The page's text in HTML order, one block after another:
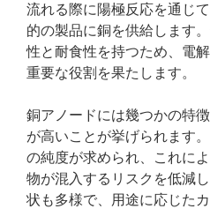
流れる際に陽極反応を通じ
的の製品に銅を供給します
性と耐食性を持つため、電
重要な役割を果たします。
銅アノードには幾つかの特
が高いことが挙げられます
の純度が求められ、これに
物が混入するリスクを低減
状も多様で、用途に応じた